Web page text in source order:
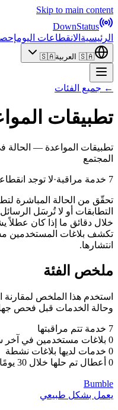
Skip to main content
DownStatus
الرئيسية الانقطاعات اليوم
🇸🇦 العربية🇸🇦
← جميع الفئات
تطبيقات
تطبيقات المواعدة — الحالة
المجتمع
7 خدمة مراقبة ·لا توجد انقطاعات
تحقّق من الحالة المباشرة
التطابقات أو لا تُرسَل
خلال دقائق ما إذا كان عطلاً
تكشف بلاغات المستخدمين
انتشارها.
ملخص الفئة
استخدم هذا الملخص لمقارنة
وحالة الخدمات قبل فحص
7 خدمة تتم مراقبتها
0 بلاغات مستخدمين في آخر ساعة
0 خدمات لديها بلاغات نشطة
0 أعطال تم حلها خلال 30 يومًا
Bumble
يعمل بشكل طبيعي